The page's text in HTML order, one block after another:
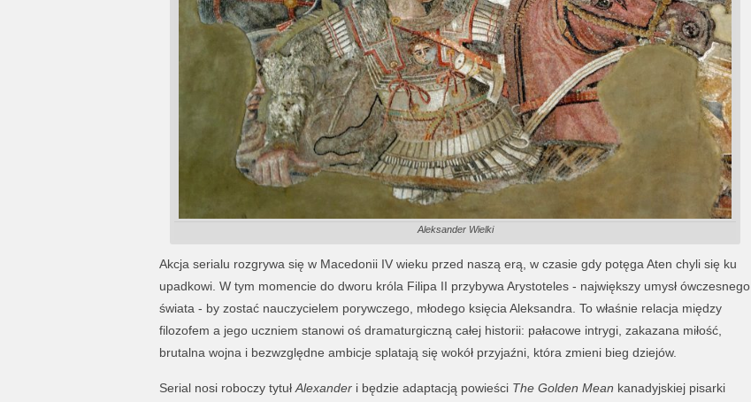
Aleksander Wielki
Akcja serialu rozgrywa się w Macedonii IV wieku przed naszą erą, w czasie gdy potęga Aten chyli się ku
upadkowi. W tym momencie do dworu króla Filipa II przybywa Arystoteles - największy umysł ówczesnego
świata - by zostać nauczycielem porywczego, młodego księcia Aleksandra. To właśnie relacja między
filozofem a jego uczniem stanowi oś dramaturgiczną całej historii: pałacowe intrygi, zakazana miłość,
brutalna wojna i bezwzględne ambicje splatają się wokół przyjaźni, która zmieni bieg dziejów.
Serial nosi roboczy tytuł Alexanderi będzie adaptacją powieści The Golden Mean kanadyjskiej pisarki